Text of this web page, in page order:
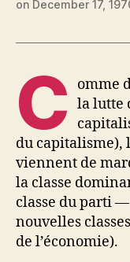
on December 17,
C
omme
la lutte
du capitalisme),
viennent de
la classe
classe du parti
nouvelles
de l’économie).